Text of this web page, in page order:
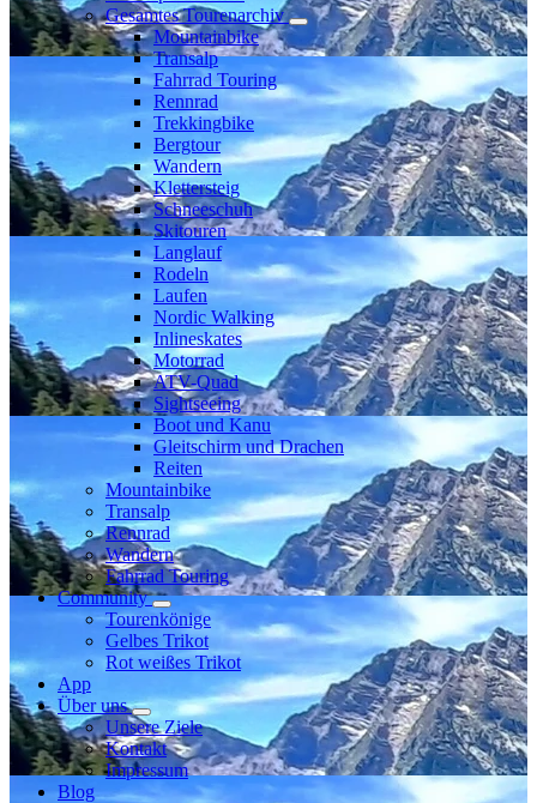
Gesamtes Tourenarchiv
Mountainbike
Transalp
Fahrrad Touring
Rennrad
Trekkingbike
Bergtour
Wandern
Klettersteig
Schneeschuh
Skitouren
Langlauf
Rodeln
Laufen
Nordic Walking
Inlineskates
Motorrad
ATV-Quad
Sightseeing
Boot und Kanu
Gleitschirm und Drachen
Reiten
Mountainbike
Transalp
Rennrad
Wandern
Fahrrad Touring
Community
Tourenkönige
Gelbes Trikot
Rot weißes Trikot
App
Über uns
Unsere Ziele
Kontakt
Impressum
Blog